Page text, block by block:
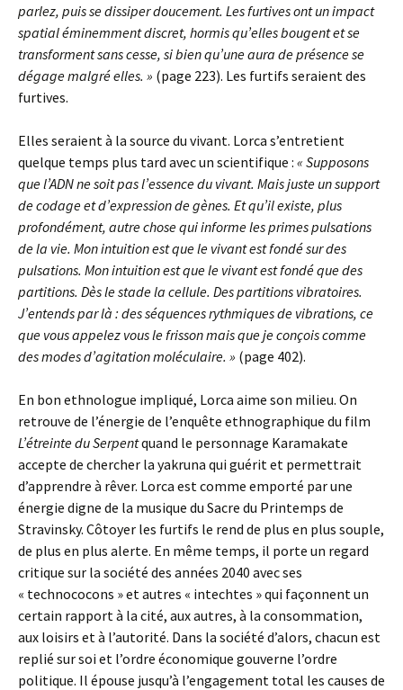
parlez, puis se dissiper doucement. Les furtives ont un impact
spatial éminemment discret, hormis qu’elles bougent et se
transforment sans cesse, si bien qu’une aura de présence se
dégage malgré elles. » (page 223). Les furtifs seraient des
furtives.
Elles seraient à la source du vivant. Lorca s’entretient
quelque temps plus tard avec un scientifique : « Supposons
que l’ADN ne soit pas l’essence du vivant. Mais juste un support
de codage et d’expression de gènes. Et qu’il existe, plus
profondément, autre chose qui informe les primes pulsations
de la vie. Mon intuition est que le vivant est fondé sur des
pulsations. Mon intuition est que le vivant est fondé que des
partitions. Dès le stade la cellule. Des partitions vibratoires.
J’entends par là : des séquences rythmiques de vibrations, ce
que vous appelez vous le frisson mais que je conçois comme
des modes d’agitation moléculaire. » (page 402).
En bon ethnologue impliqué, Lorca aime son milieu. On
retrouve de l’énergie de l’enquête ethnographique du film
L’étreinte du Serpentquand le personnage Karamakate
accepte de chercher la yakruna qui guérit et permettrait
d’apprendre à rêver. Lorca est comme emporté par une
énergie digne de la musique du Sacre du Printemps de
Stravinsky. Côtoyer les furtifs le rend de plus en plus souple,
de plus en plus alerte. En même temps, il porte un regard
critique sur la société des années 2040 avec ses
« technococons » et autres « intechtes » qui façonnent un
certain rapport à la cité, aux autres, à la consommation,
aux loisirs et à l’autorité. Dans la société d’alors, chacun est
replié sur soi et l’ordre économique gouverne l’ordre
politique. Il épouse jusqu’à l’engagement total les causes de